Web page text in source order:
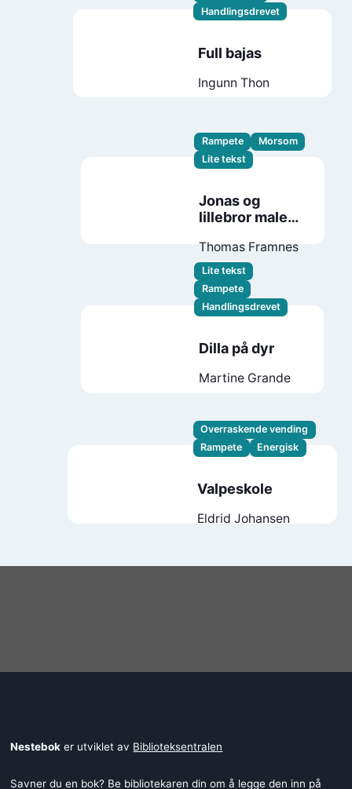
Handlingsdrevet
Full bajas
Ingunn Thon
Rampete
Morsom
Lite tekst
Jonas og
lillebror maler
Thomas Framnes
Lite tekst
Rampete
Handlingsdrevet
Dilla på dyr
Martine Grande
Overraskende vending
Rampete
Energisk
Valpeskole
Eldrid Johansen
Nestebok er utviklet av Biblioteksentralen
Savner du en bok? Be bibliotekaren din om å legge den inn på